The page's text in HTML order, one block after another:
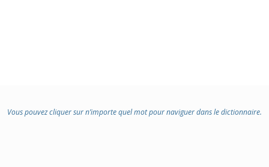
Vous pouvez cliquer sur n’importe quel mot pour naviguer dans le dictionnaire.